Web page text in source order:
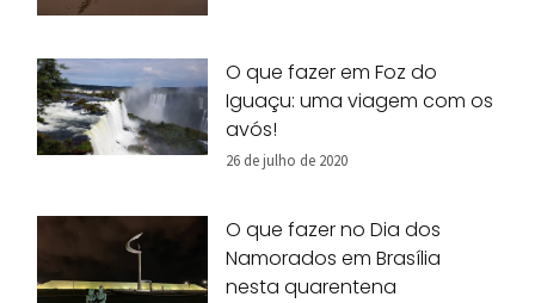
O que fazer em Foz do
Iguaçu: uma viagem com os
avós!
26 de julho de 2020
O que fazer no Dia dos
Namorados em Brasília
nesta quarentena